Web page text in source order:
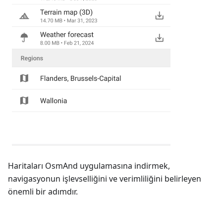
Haritaları OsmAnd uygulamasına indirmek,
navigasyonun işlevselliğini ve verimliliğini belirleyen
önemli bir adımdır.